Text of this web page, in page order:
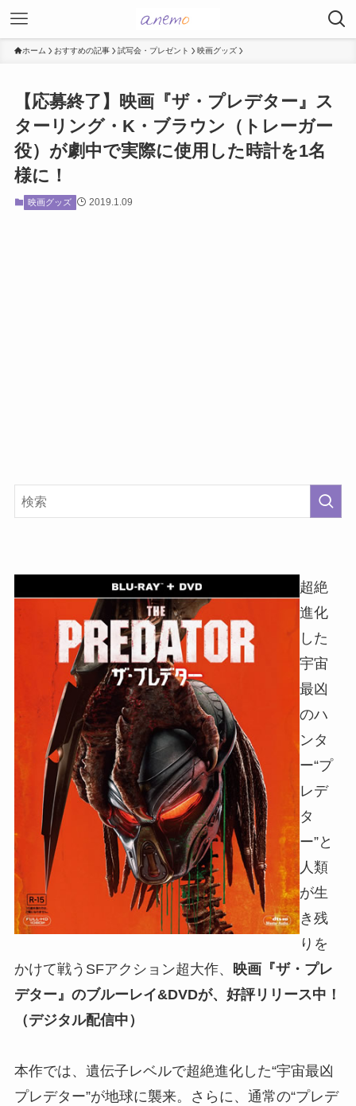
ホーム おすすめの記事 試写会・プレゼント 映画グッズ
【応募終了】映画『ザ・プレデター』ス
ターリング・K・ブラウン（トレーガー
役）が劇中で実際に使用した時計を1名
様に！
映画グッズ 2019.1.09
超絶
進化
した
宇宙
最凶
のハ
ンタ
ー“プ
レデ
タ
ー”と
人類
が生
き残
りを
かけて戦うSFアクション超大作、 映画『ザ・プレ
デター』のブルーレイ&DVDが、好評リリース中！
（デジタル配信中）
本作では、遺伝子レベルで超絶進化した“宇宙最凶
プレデター”が地球に襲来。さらに、通常の“プレデ